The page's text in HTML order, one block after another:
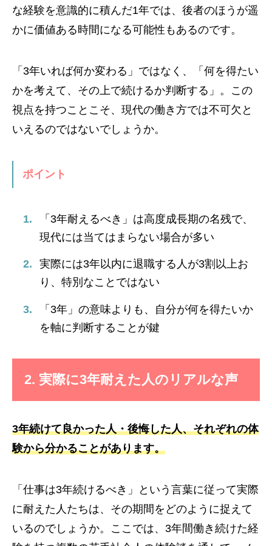
な経験を意識的に積んだ1年では、後者のほうが遥
かに価値ある時間になる可能性もあるのです。
「3年いれば何か変わる」ではなく、「何を得たい
かを考えて、その上で続けるか判断する」。この
視点を持つことこそ、現代の働き方では不可欠と
いえるのではないでしょうか。
ポイント
「3年耐えるべき」は高度成長期の名残で、
現代には当てはまらない場合が多い
実際には3年以内に退職する人が3割以上お
り、特別なことではない
「3年」の意味よりも、自分が何を得たいか
を軸に判断することが鍵
2. 実際に3年耐えた人のリアルな声
3年続けて良かった人・後悔した人、それぞれの体
験から分かることがあります。
「仕事は3年続けるべき」という言葉に従って実際
に耐えた人たちは、その期間をどのように捉えて
いるのでしょうか。ここでは、3年間働き続けた経